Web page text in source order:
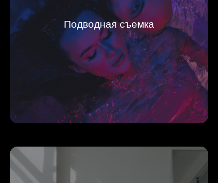
Подводная съемка